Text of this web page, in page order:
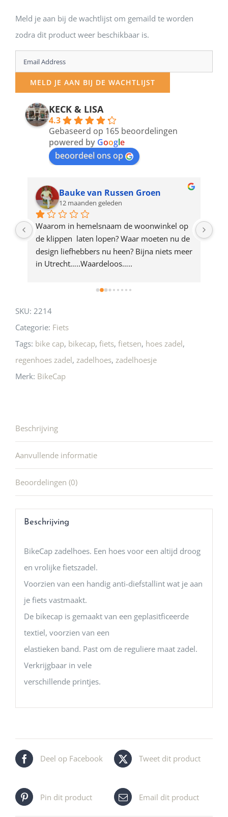
Meld je aan bij de wachtlijst om gemaild te worden
zodra dit product weer beschikbaar is.
Enter
your
email
address
product
MELD JE AAN BIJ DE WACHTLIJST
KECK & LISA
4.3
Gebaseerd op 165 beoordelingen
powered by Google
beoordeel ons op
Bauke van Russen Groen
12 maanden geleden
Waarom in hemelsnaam de woonwinkel op
de klippen  laten lopen? Waar moeten nu de
design liefhebbers nu heen? Bijna niets meer
in Utrecht…..Waardeloos…..
SKU: 2214
Categorie: Fiets
Tags: bike cap, bikecap, fiets, fietsen, hoes zadel,
regenhoes zadel, zadelhoes, zadelhoesje
Merk: BikeCap
Beschrijving
Aanvullende informatie
Beoordelingen (0)
Beschrijving
BikeCap zadelhoes. Een hoes voor een altijd droog
en vrolijke fietszadel.
Voorzien van een handig anti-diefstallint wat je aan
je fiets vastmaakt.
De bikecap is gemaakt van een geplasitficeerde
textiel, voorzien van een
elastieken band. Past om de reguliere maat zadel.
Verkrijgbaar in vele
verschillende printjes.
Deel op Facebook Tweet dit product
Pin dit product Email dit product